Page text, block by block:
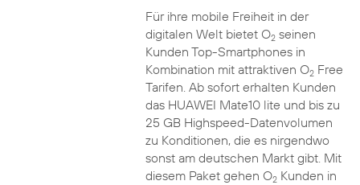
Für ihre mobile Freiheit in der
digitalen Welt bietet O2seinen
Kunden Top-Smartphones in
Kombination mit attraktiven O2Free
Tarifen. Ab sofort erhalten Kunden
das HUAWEI Mate10 lite und bis zu
25 GB Highspeed-Datenvolumen
zu Konditionen, die es nirgendwo
sonst am deutschen Markt gibt. Mit
diesem Paket gehen O2Kunden in